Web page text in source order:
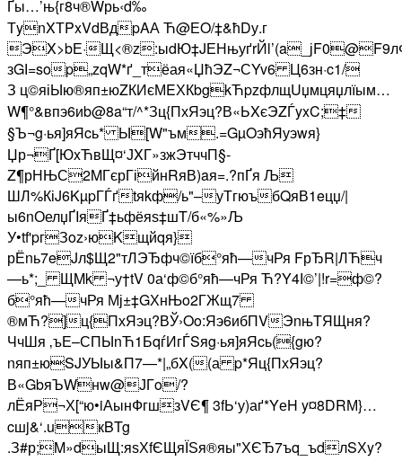
Ґы…’њ{г8ч®Wрь‹d‰
ТynXТPxVdВдpAА Ћ@ЕO/‡&ћDу.г
ЭX>bЕ·
зGІ=sop„zqW*ґ_тёая«ЏћЭZ¬СYv6 Ц6зн·c1/
З ц©яіЫю®яп±юZКИєМEХКbgkЋpzфлщUџмцяџлїым…
W¶°&впэ6иb@8a“т/^*Зц{ПхЯэц?В«ЬXєЭZЃyxC;‡
§Ъ¬g·ья]яЯcь* Ы[W"ъм.=GµOэћЯуэwя}
Џр¬Ґ[ЮxЋвЩ¤‘ЈXГ»зжЭтччП§­
Z¶рНЊС2MГєрГійнRяВ)aя=.?пҐя Љ
ШЛ%КіJ6KµpГЃґtяkф/ь"–уТгюъбQяВ1eцџ/|
ы6nОелџҐIяҐ‡ьфёяѕ‡шT/б«%»Љ
У•tf'pгЗoz›юKщйqя}
рЁnь7eJл$Щ2"тЛЭЂфч©їб°яћ—чРя Fр­ЂR|ЛЋч
—ь*;_ ЩMk ¬у†tV 0а‘ф©б°яћ—чРя Ћ? Y4І©’|!r=ф©?
б°яћ—чРя Мј±‡GХнЊo2ГЖщ7
®мЋ?]ц{ПхЯэц?ВЎ›Oo:Яэ6ибПVЭnњTЯЩня?
ЧчШя ‚ъЕ–СПЫnЋ1БqѓИгЃSяg·ья]яЯcь({gю?
nяп±юSJУЫы&П7—*|„бX((а p*Яц{ПхЯэц?
В«GbяЪWнw@ЈГo/?
лЁяР¬Х[“ю•iАынФгшзVЄ¶ 3fЬ‘у)аґ*YеH y¤8DRМ}…
cшj&‘.uкBTg
.З#р­;M»dыЩ:яѕХfЄЩяЇЅя®яы"ХЄЂ7ъq_ъdлSХy?